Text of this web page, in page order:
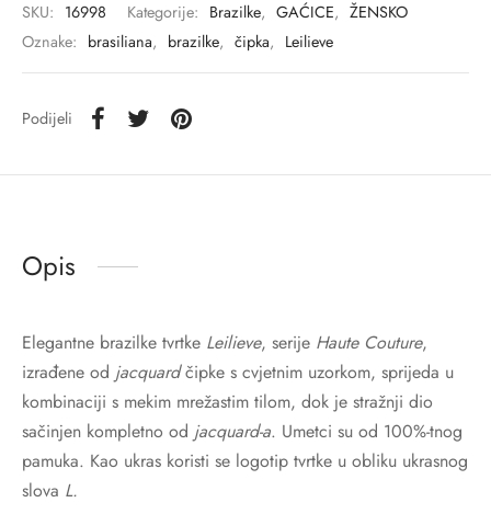
SKU: 16998 Kategorije: Brazilke, GAĆICE, ŽENSKO
Oznake: brasiliana, brazilke, čipka, Leilieve
Podijeli
Opis
Elegantne brazilke tvrtke Leilieve, serije Haute Couture,
izrađene od jacquardčipke s cvjetnim uzorkom, sprijeda u
kombinaciji s mekim mrežastim tilom, dok je stražnji dio
sačinjen kompletno od jacquard-a. Umetci su od 100%-tnog
pamuka. Kao ukras koristi se logotip tvrtke u obliku ukrasnog
slova L.